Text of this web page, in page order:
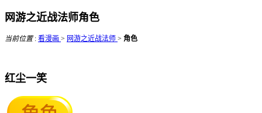
网游之近战法师角色
当前位置: 看漫画 > 网游之近战法师 > 角色
红尘一笑